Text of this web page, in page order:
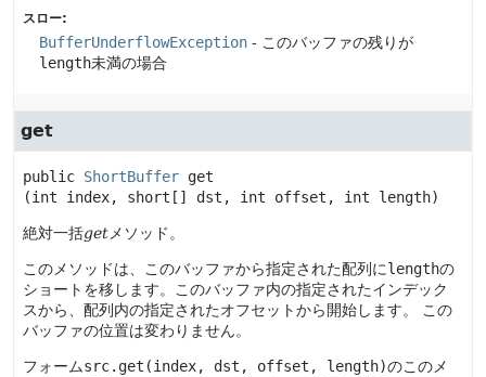
スロー:
BufferUnderflowException - このバッファの残りが
length未満の場合
get
public ShortBuffer get
(int index, short[] dst, int offset, int length)
絶対一括get メソッド。
このメソッドは、このバッファから指定された配列にlengthの
ショートを移します。このバッファ内の指定されたインデック
スから、配列内の指定されたオフセットから開始します。
この
バッファの位置は変わりません。
フォームsrc.get(index, dst, offset, length)のこのメ